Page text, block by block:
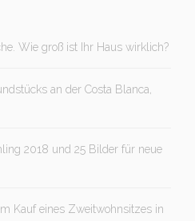
Wie groß ist Ihr Haus wirklich?
an der Costa Blanca,
2018 und 25 Bilder für neue
Kauf eines Zweitwohnsitzes in